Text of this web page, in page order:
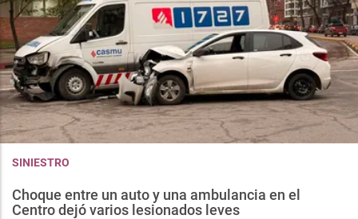
SINIESTRO
Choque entre un auto y una ambulancia en el
Centro dejó varios lesionados leves